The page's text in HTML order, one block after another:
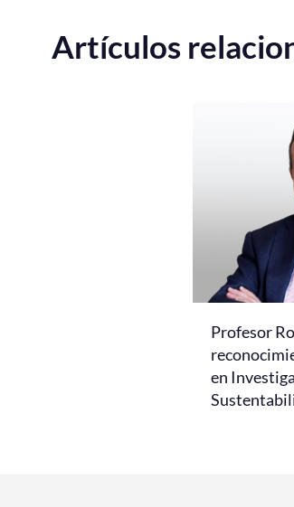
Artículos
Profesor
en